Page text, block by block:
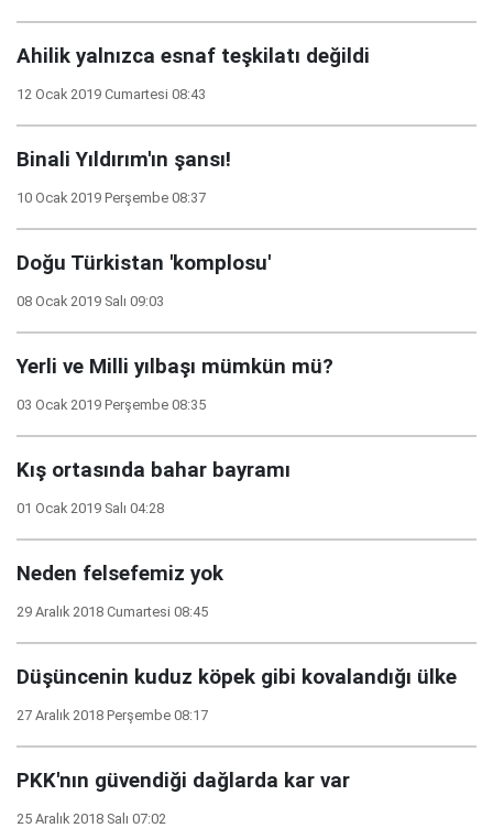
Ahilik yalnızca esnaf teşkilatı değildi
12 Ocak 2019 Cumartesi 08:43
Binali Yıldırım'ın şansı!
10 Ocak 2019 Perşembe 08:37
Doğu Türkistan 'komplosu'
08 Ocak 2019 Salı 09:03
Yerli ve Milli yılbaşı mümkün mü?
03 Ocak 2019 Perşembe 08:35
Kış ortasında bahar bayramı
01 Ocak 2019 Salı 04:28
Neden felsefemiz yok
29 Aralık 2018 Cumartesi 08:45
Düşüncenin kuduz köpek gibi kovalandığı ülke
27 Aralık 2018 Perşembe 08:17
PKK'nın güvendiği dağlarda kar var
25 Aralık 2018 Salı 07:02